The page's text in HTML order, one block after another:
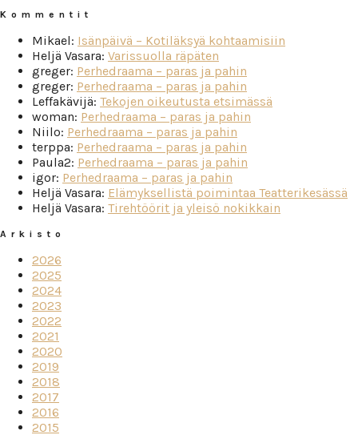
Kommentit
Mikael: Isänpäivä – Kotiläksyä kohtaamisiin
Heljä Vasara: Varissuolla räpäten
greger: Perhedraama – paras ja pahin
greger: Perhedraama – paras ja pahin
Leffakävijä: Tekojen oikeutusta etsimässä
woman: Perhedraama – paras ja pahin
Niilo: Perhedraama – paras ja pahin
terppa: Perhedraama – paras ja pahin
Paula2: Perhedraama – paras ja pahin
igor: Perhedraama – paras ja pahin
Heljä Vasara: Elämyksellistä poimintaa Teatterikesässä
Heljä Vasara: Tirehtöörit ja yleisö nokikkain
Arkisto
2026
2025
2024
2023
2022
2021
2020
2019
2018
2017
2016
2015